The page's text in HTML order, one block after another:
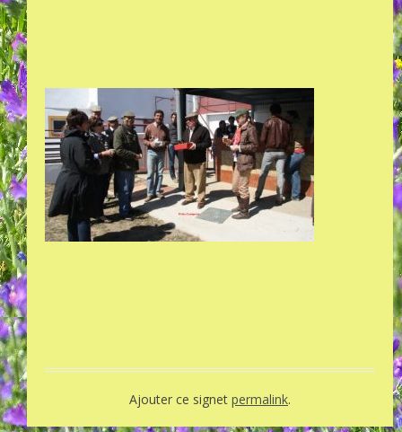
Ajouter ce signet permalink.